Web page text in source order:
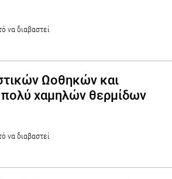
να διαβαστεί
Ωοθηκών και
πολύ χαμηλών θερμίδων
να διαβαστεί